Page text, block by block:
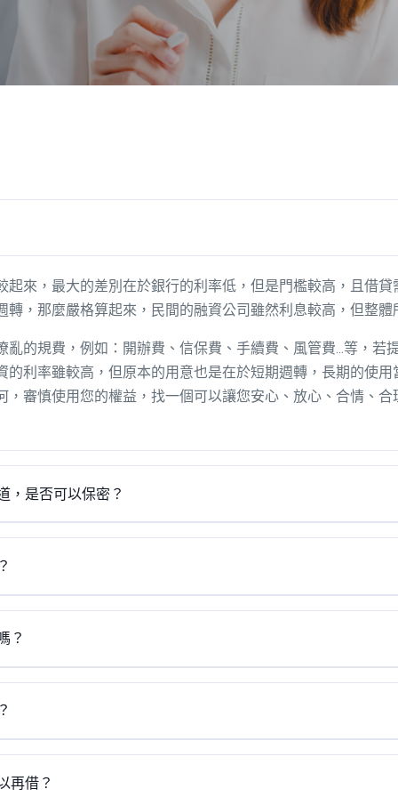
來，最大的差別在於銀行的利率低，但是門檻較高，且借
，那麼嚴格算起來，民間的融資公司雖然利息較高，但整
亂的規費，例如：開辦費、信保費、手續費、風管費...等，若
利率雖較高，但原本的用意也是在於短期週轉，長期的使
審慎使用您的權益，找一個可以讓您安心、放心、合情、
，是否可以保密？
？
再借？